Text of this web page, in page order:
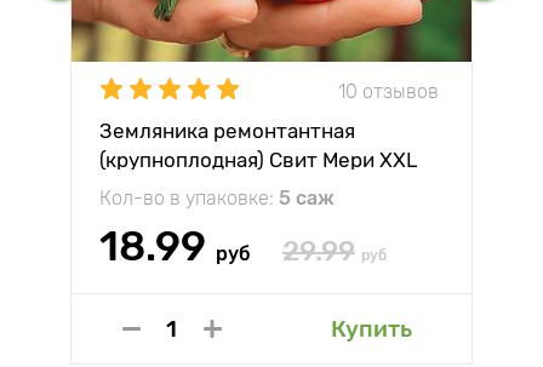
10 отзывов
Земляника ремонтантная
(крупноплодная) Свит Мери XXL
Кол-во в упаковке: 5 саж
18.99 руб 29.99 руб
Купить